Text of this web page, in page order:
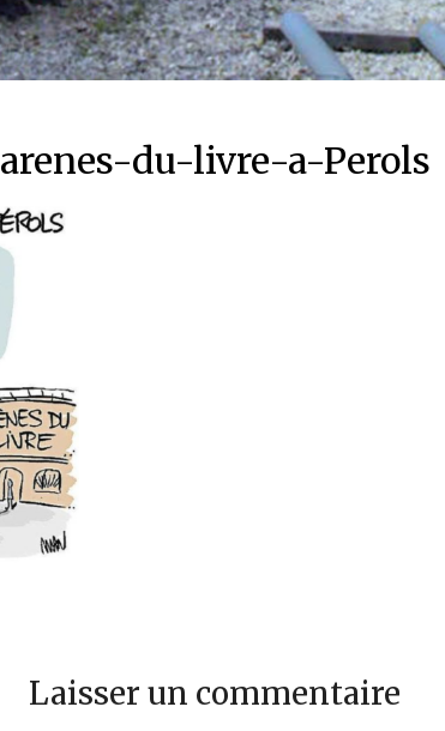
arenes-du-livre-a-Perols
Laisser un commentaire